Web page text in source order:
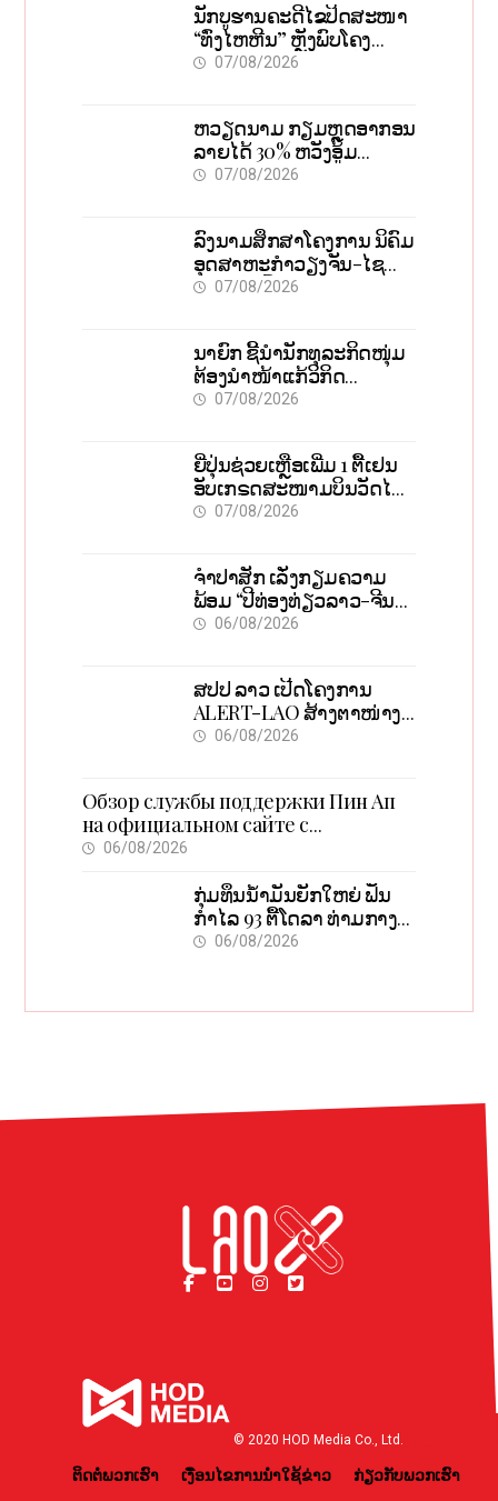
ນັກບູຮານຄະດີໄຂປິດສະໜາ
“ທົ່ງໄຫຫີນ” ຫຼັງພົບໂຄງ
ກະດູກ 37 ຄົນໃນຫີນຍັກ
07/08/2026
ຫວຽດນາມ ກຽມຫຼຸດອາກອນ
ລາຍໄດ້ 30% ຫວັງອູ້ມ
ທຸລະກິດຂະໜາດນ້ອຍ ແລະ
07/08/2026
ລົງນາມສຶກສາໂຄງການ ນິຄົມ
ອຸດສາຫະກຳວຽງຈັນ-ໄຊ
ທານີ ຕັ້ງເປົ້າດຶງທຶນ 150 ລ້ານ
07/08/2026
ນາຍົກ ຊີ້ນຳນັກທຸລະກິດໜຸ່ມ
ຕ້ອງນຳໜ້າແກ້ວິກິດ
ເສດຖະກິດ ເນັ້ນດຶງທຶນ
07/08/2026
ຍີ່ປຸ່ນຊ່ວຍເຫຼືອເພີ່ມ 1 ຕື້ເຢນ
ອັບເກຣດສະໜາມບິນວັດໄຕ
ຮັບຮອງການເຕີບໂຕ
07/08/2026
ຈຳປາສັກ ເລັ່ງກຽມຄວາມ
ພ້ອມ “ປີທ່ອງທ່ຽວລາວ-ຈີນ
2027” ຫວັງກະຕຸ້ນເສດຖະກິດ
06/08/2026
ສປປ ລາວ ເປີດໂຄງການ
ALERT-LAO ສ້າງຕາໜ່າງ
ເຕືອນໄພພະຍາດລະບາດທົ່ວ
06/08/2026
Обзор службы поддержки Пин Ап
на официальном сайте с
актуальной информацией
06/08/2026
ກຸ່ມທຶນນ້ຳມັນຍັກໃຫຍ່ ຟັນ
ກຳໄລ 93 ຕື້ໂດລາ ທ່າມກາງ
ວິກິດສົງຄາມ ລາຄານໍ້າມັນ
06/08/2026
© 2020 HOD Media Co., Ltd.
ຕິດຕໍ່ພວກເຮົາ ເງື່ອນໄຂການນຳໃຊ້ຂ່າວ ກ່ຽວກັບພວກເຮົາ